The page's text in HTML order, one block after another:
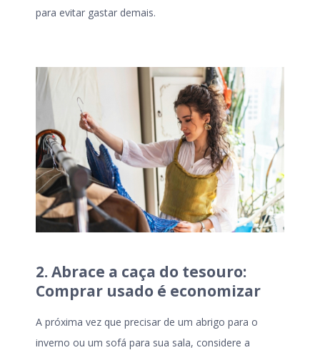
para evitar gastar demais.
2. Abrace a caça do tesouro:
Comprar usado é economizar
A próxima vez que precisar de um abrigo para o
inverno ou um sofá para sua sala, considere a